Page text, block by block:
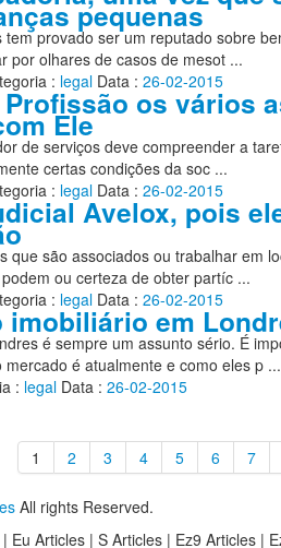
pequenas
provado ser um reputado sobre
por olhares de casos de mesot ...
: legal Data : 26-02-2015
os vários
Ele
de serviços deve compreender a
certas condições da soc ...
: legal Data : 26-02-2015
Avelox, pois
que são associados ou trabalhar em
ou certeza de obter partíc ...
: legal Data : 26-02-2015
imobiliário em
é sempre um assunto sério. É
é atualmente e como eles p ...
: legal Data : 26-02-2015
1 2 3 4 5 6 7
All rights Reserved.
Eu Articles | S Articles | Ez9 Articles |